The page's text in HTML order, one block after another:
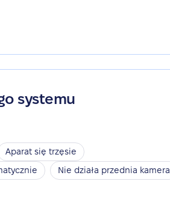
systemu
Aparat się trzęsie
Nie działa przednia kamera